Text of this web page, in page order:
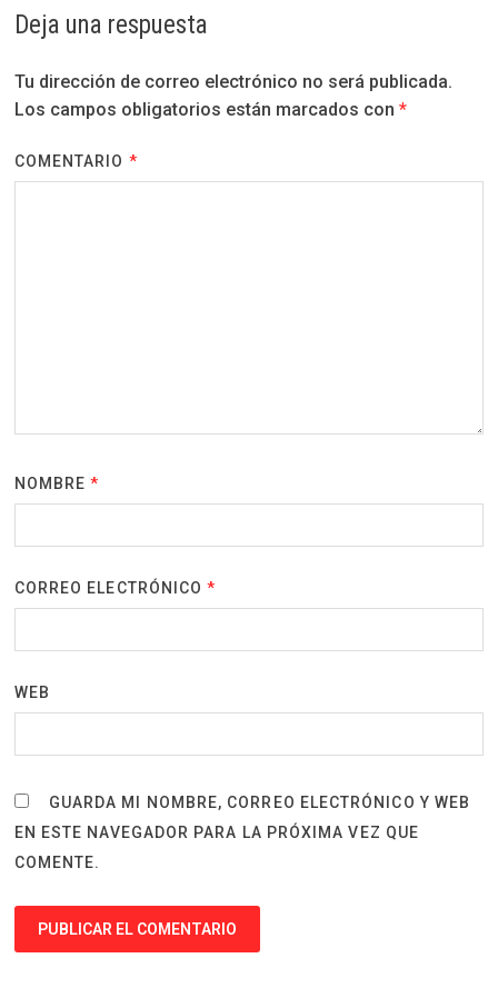
Deja una respuesta
Tu dirección de correo electrónico no será publicada.
Los campos obligatorios están marcados con *
COMENTARIO *
NOMBRE*
CORREO ELECTRÓNICO*
WEB
GUARDA MI NOMBRE, CORREO ELECTRÓNICO Y WEB
EN ESTE NAVEGADOR PARA LA PRÓXIMA VEZ QUE
COMENTE.